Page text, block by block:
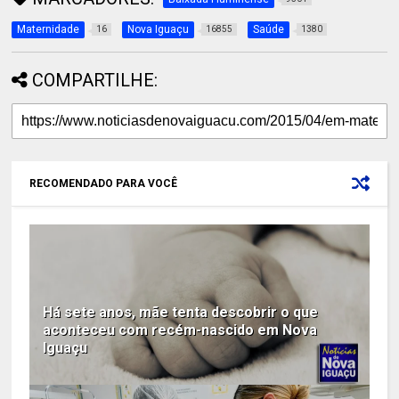
Maternidade 16 Nova Iguaçu 16855 Saúde 1380
COMPARTILHE:
RECOMENDADO PARA VOCÊ
Há sete anos, mãe tenta descobrir o que
aconteceu com recém-nascido em Nova
Iguaçu